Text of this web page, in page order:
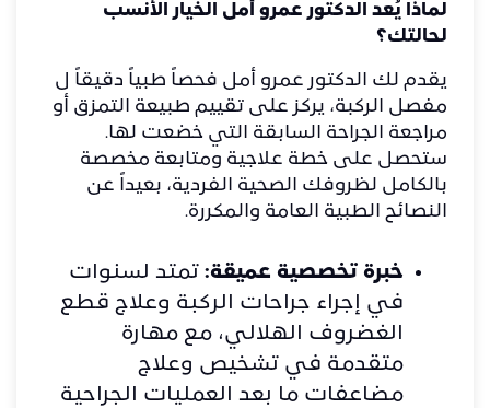
لماذا يُعد الدكتور عمرو أمل الخيار الأنسب
لحالتك؟
​يقدم لك الدكتور عمرو أمل فحصاً طبياً دقيقاً ل
مفصل الركبة، يركز على تقييم طبيعة التمزق أو
مراجعة الجراحة السابقة التي خضعت لها.
ستحصل على خطة علاجية ومتابعة مخصصة
بالكامل لظروفك الصحية الفردية، بعيداً عن
النصائح الطبية العامة والمكررة.
خبرة تخصصية عميقة: تمتد لسنوات
في إجراء جراحات الركبة وعلاج قطع
الغضروف الهلالي، مع مهارة
متقدمة في تشخيص وعلاج
مضاعفات ما بعد العمليات الجراحية